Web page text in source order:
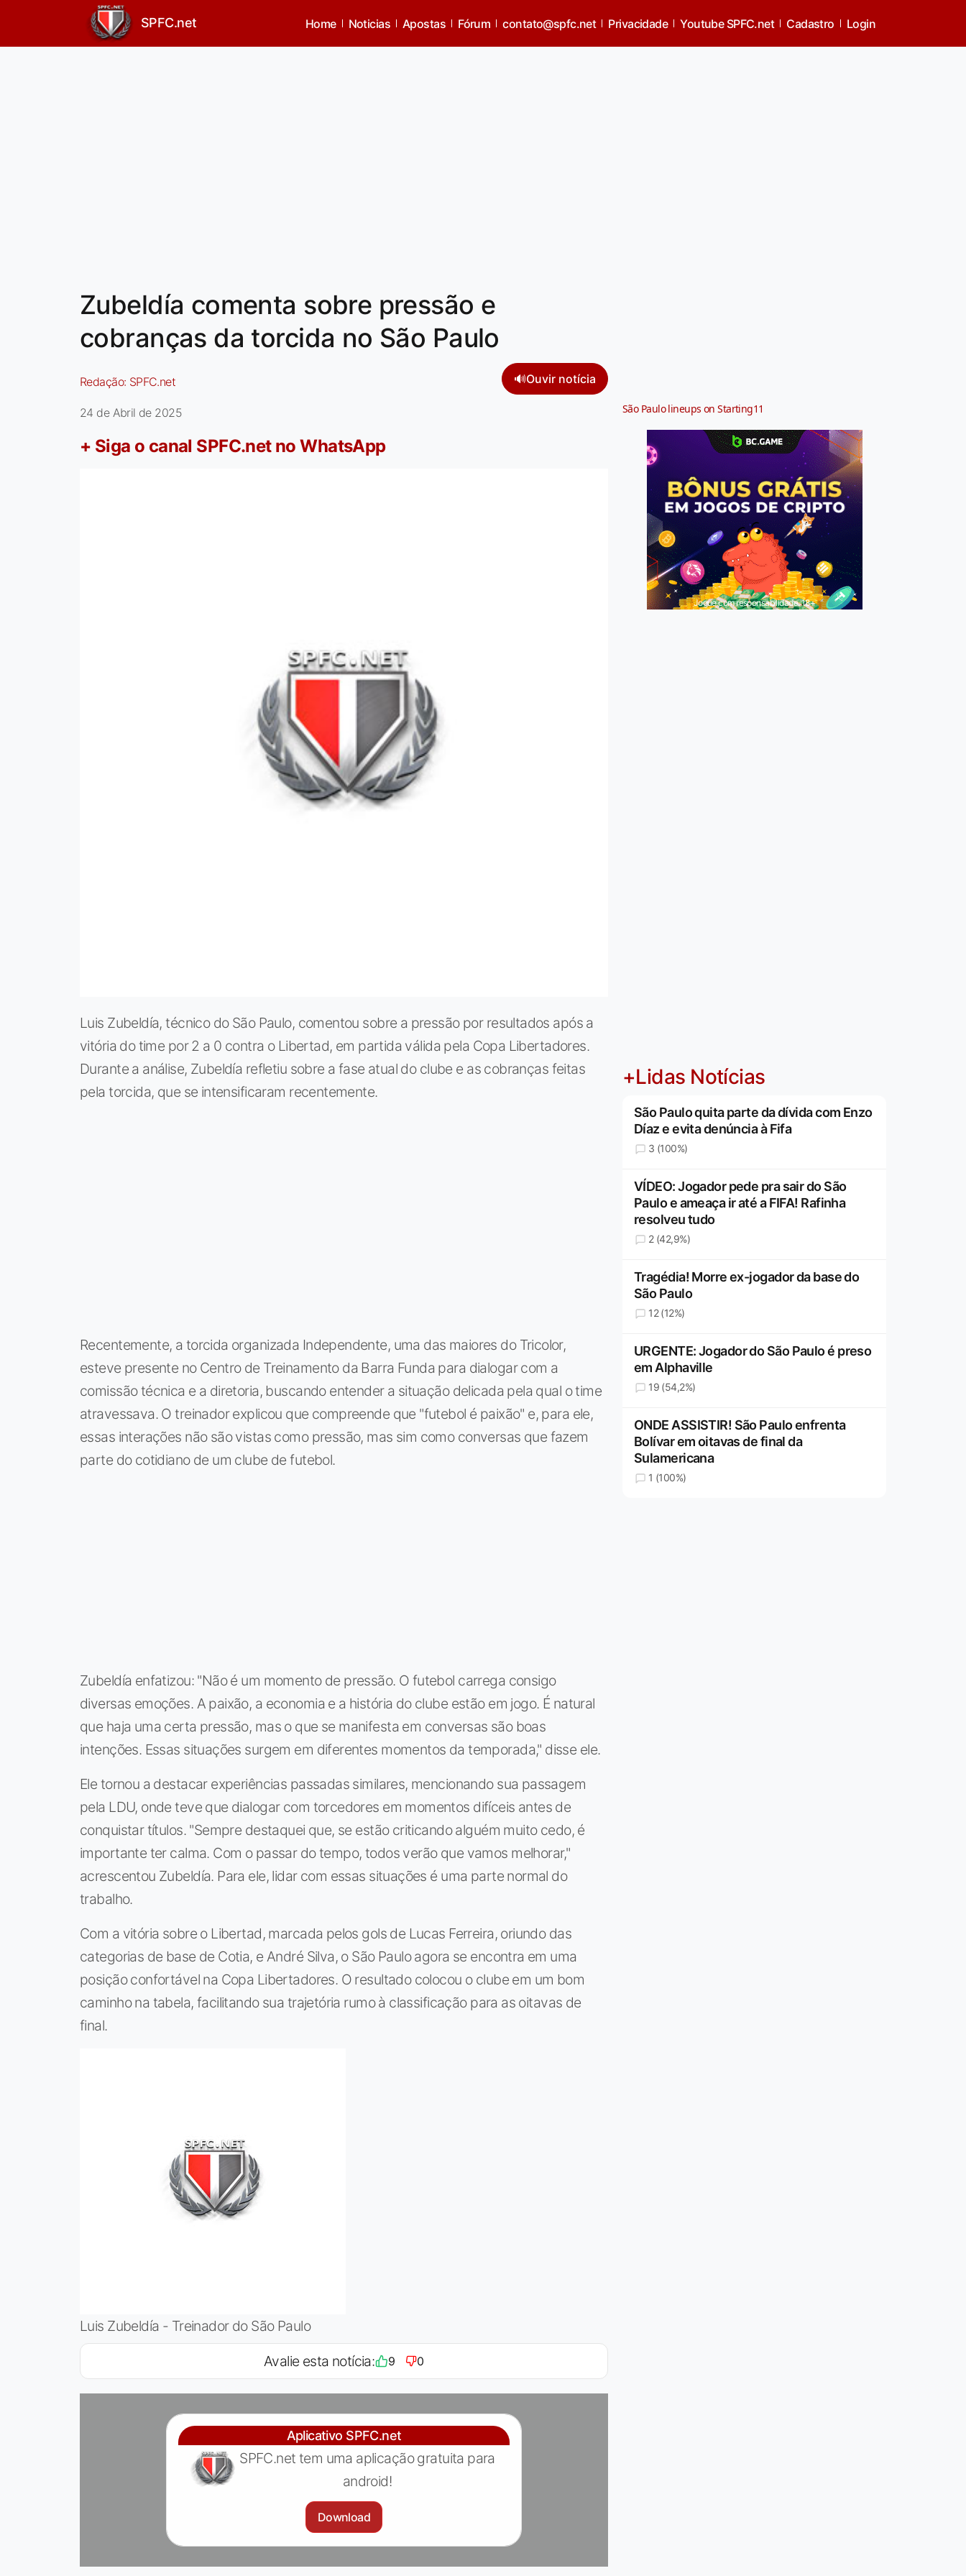
SPFC.net Home Noticias Apostas Fórum contato@spfc.net Privacidade Youtube SPFC.net Cadastro Login
Zubeldía comenta sobre pressão e
cobranças da torcida no São Paulo
Redação: SPFC.net 🔊Ouvir notícia
24 de Abril de 2025
+ Siga o canal SPFC.net no WhatsApp
Luis Zubeldía, técnico do São Paulo, comentou sobre a pressão por resultados após a
vitória do time por 2 a 0 contra o Libertad, em partida válida pela Copa Libertadores.
Durante a análise, Zubeldía refletiu sobre a fase atual do clube e as cobranças feitas
pela torcida, que se intensificaram recentemente.
Recentemente, a torcida organizada Independente, uma das maiores do Tricolor,
esteve presente no Centro de Treinamento da Barra Funda para dialogar com a
comissão técnica e a diretoria, buscando entender a situação delicada pela qual o time
atravessava. O treinador explicou que compreende que "futebol é paixão" e, para ele,
essas interações não são vistas como pressão, mas sim como conversas que fazem
parte do cotidiano de um clube de futebol.
Zubeldía enfatizou: "Não é um momento de pressão. O futebol carrega consigo
diversas emoções. A paixão, a economia e a história do clube estão em jogo. É natural
que haja uma certa pressão, mas o que se manifesta em conversas são boas
intenções. Essas situações surgem em diferentes momentos da temporada," disse ele.
Ele tornou a destacar experiências passadas similares, mencionando sua passagem
pela LDU, onde teve que dialogar com torcedores em momentos difíceis antes de
conquistar títulos. "Sempre destaquei que, se estão criticando alguém muito cedo, é
importante ter calma. Com o passar do tempo, todos verão que vamos melhorar,"
acrescentou Zubeldía. Para ele, lidar com essas situações é uma parte normal do
trabalho.
Com a vitória sobre o Libertad, marcada pelos gols de Lucas Ferreira, oriundo das
categorias de base de Cotia, e André Silva, o São Paulo agora se encontra em uma
posição confortável na Copa Libertadores. O resultado colocou o clube em um bom
caminho na tabela, facilitando sua trajetória rumo à classificação para as oitavas de
final.
Luis Zubeldía - Treinador do São Paulo
Avalie esta notícia: 9 0
Aplicativo SPFC.net
SPFC.net tem uma aplicação gratuita para
android!
Download
São Paulo lineups on Starting11
Jogue com responsabilidade. 18+
+Lidas Notícias
São Paulo quita parte da dívida com Enzo
Díaz e evita denúncia à Fifa
3 (100%)
VÍDEO: Jogador pede pra sair do São
Paulo e ameaça ir até a FIFA! Rafinha
resolveu tudo
2 (42,9%)
Tragédia! Morre ex-jogador da base do
São Paulo
12 (12%)
URGENTE: Jogador do São Paulo é preso
em Alphaville
19 (54,2%)
ONDE ASSISTIR! São Paulo enfrenta
Bolívar em oitavas de final da
Sulamericana
1 (100%)